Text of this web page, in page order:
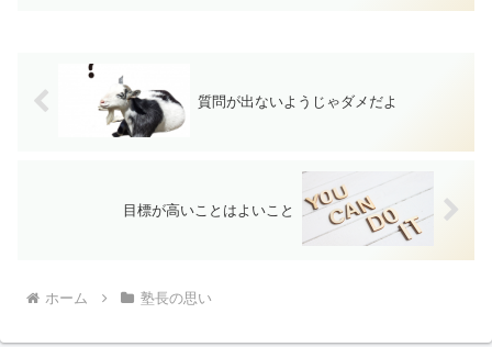
質問が出ないようじゃダメだよ
目標が高いことはよいこと
ホーム 塾長の思い